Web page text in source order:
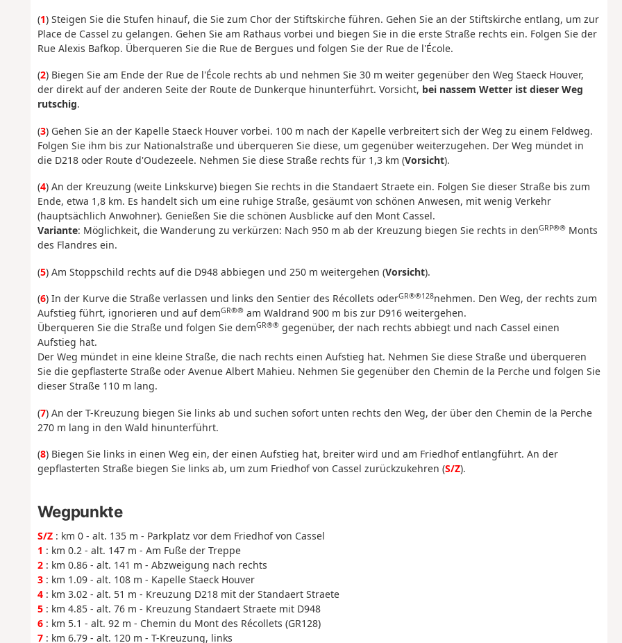
(1) Steigen Sie die Stufen hinauf, die Sie zum Chor der Stiftskirche führen. Gehen Sie an der Stiftskirche entlang, um zur
Place de Cassel zu gelangen. Gehen Sie am Rathaus vorbei und biegen Sie in die erste Straße rechts ein. Folgen Sie der
Rue Alexis Bafkop. Überqueren Sie die Rue de Bergues und folgen Sie der Rue de l'École.
(2) Biegen Sie am Ende der Rue de l'École rechts ab und nehmen Sie 30 m weiter gegenüber den Weg Staeck Houver,
der direkt auf der anderen Seite der Route de Dunkerque hinunterführt. Vorsicht, bei nassem Wetter ist dieser Weg
rutschig.
(3) Gehen Sie an der Kapelle Staeck Houver vorbei. 100 m nach der Kapelle verbreitert sich der Weg zu einem Feldweg.
Folgen Sie ihm bis zur Nationalstraße und überqueren Sie diese, um gegenüber weiterzugehen. Der Weg mündet in
die D218 oder Route d'Oudezeele. Nehmen Sie diese Straße rechts für 1,3 km (Vorsicht).
(4) An der Kreuzung (weite Linkskurve) biegen Sie rechts in die Standaert Straete ein. Folgen Sie dieser Straße bis zum
Ende, etwa 1,8 km. Es handelt sich um eine ruhige Straße, gesäumt von schönen Anwesen, mit wenig Verkehr
(hauptsächlich Anwohner). Genießen Sie die schönen Ausblicke auf den Mont Cassel.
Variante: Möglichkeit, die Wanderung zu verkürzen: Nach 950 m ab der Kreuzung biegen Sie rechts in denGRP®®Monts
des Flandres ein.
(5) Am Stoppschild rechts auf die D948 abbiegen und 250 m weitergehen (Vorsicht).
(6) In der Kurve die Straße verlassen und links den Sentier des Récollets oderGR®®128nehmen. Den Weg, der rechts zum
Aufstieg führt, ignorieren und auf demGR®®am Waldrand 900 m bis zur D916 weitergehen.
Überqueren Sie die Straße und folgen Sie demGR®®gegenüber, der nach rechts abbiegt und nach Cassel einen
Aufstieg hat.
Der Weg mündet in eine kleine Straße, die nach rechts einen Aufstieg hat. Nehmen Sie diese Straße und überqueren
Sie die gepflasterte Straße oder Avenue Albert Mahieu. Nehmen Sie gegenüber den Chemin de la Perche und folgen Sie
dieser Straße 110 m lang.
(7) An der T-Kreuzung biegen Sie links ab und suchen sofort unten rechts den Weg, der über den Chemin de la Perche
270 m lang in den Wald hinunterführt.
(8) Biegen Sie links in einen Weg ein, der einen Aufstieg hat, breiter wird und am Friedhof entlangführt. An der
gepflasterten Straße biegen Sie links ab, um zum Friedhof von Cassel zurückzukehren (S/Z).
Wegpunkte
S/Z: km 0 - alt. 135 m - Parkplatz vor dem Friedhof von Cassel
1 : km 0.2 - alt. 147 m - Am Fuße der Treppe
2: km 0.86 - alt. 141 m - Abzweigung nach rechts
3: km 1.09 - alt. 108 m - Kapelle Staeck Houver
4: km 3.02 - alt. 51 m - Kreuzung D218 mit der Standaert Straete
5: km 4.85 - alt. 76 m - Kreuzung Standaert Straete mit D948
6: km 5.1 - alt. 92 m - Chemin du Mont des Récollets (GR128)
7: km 6.79 - alt. 120 m - T-Kreuzung, links